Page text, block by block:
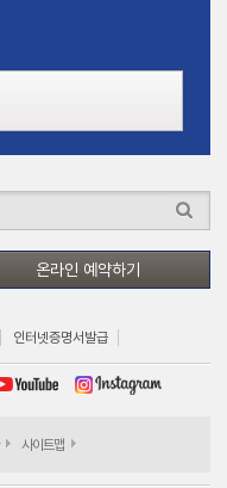
온라인 예약하기
인터넷증명서발급
사이트맵